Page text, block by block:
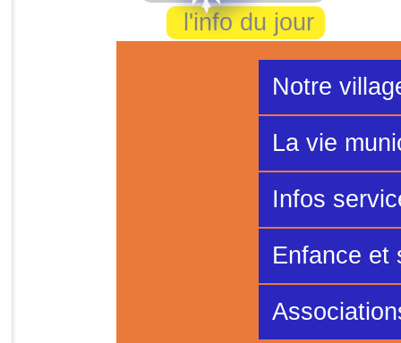
l'info du jour
Notre
La vie
Infos
Enfance et